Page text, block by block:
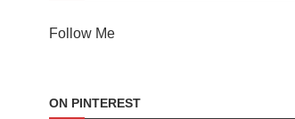
Follow Me
ON PINTEREST